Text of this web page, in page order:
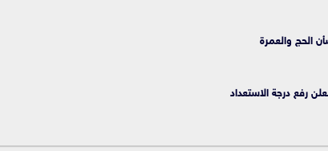
الحج والعمرة
رفع درجة الاستعداد